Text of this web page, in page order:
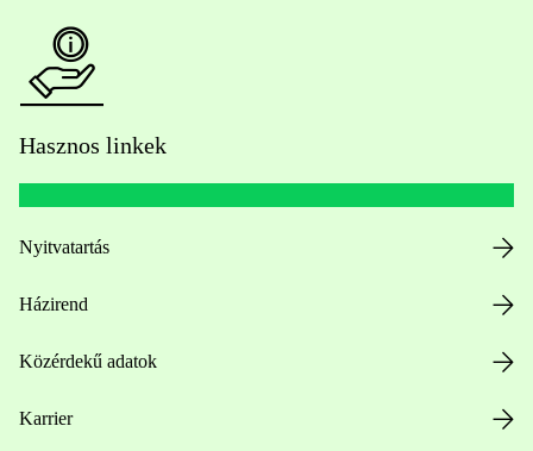
Hasznos linkek
Nyitvatartás
Házirend
Közérdekű adatok
Karrier